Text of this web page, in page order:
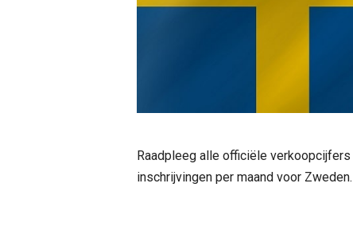
Raadpleeg alle officiële
inschrijvingen per maand voor Zweden.